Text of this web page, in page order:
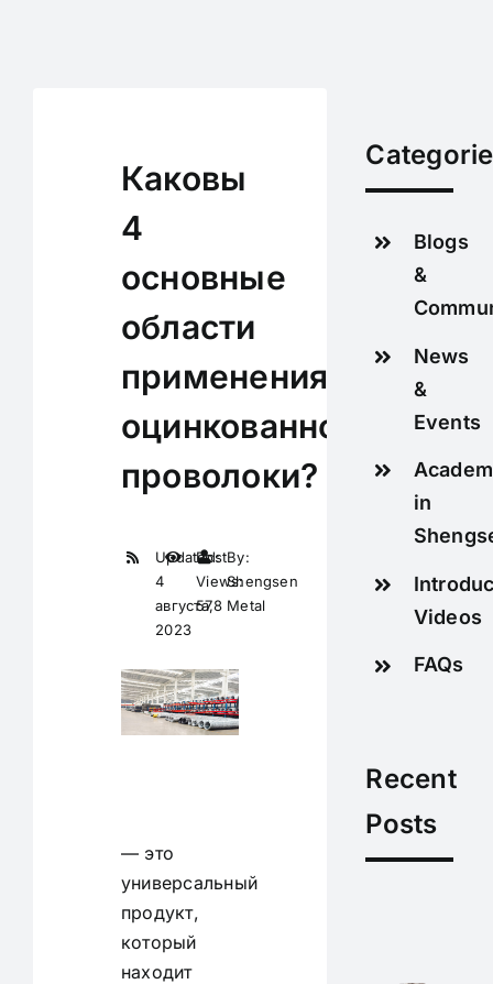
Каковы
4
основные
области
применения
оцинкованной
проволоки?
Updated:
4
августа,
2023
Post
Views:
578
By:
Shengsen
Metal
— это
универсальный
продукт,
который
находит
Blogs
&
News
&
Events
in
Videos
FAQs
Recent
Posts